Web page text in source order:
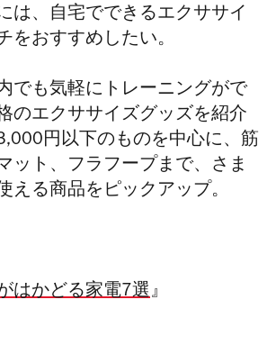
は、自宅でできるエクササイ
をおすすめしたい。
でも気軽にトレーニングがで
のエクササイズグッズを紹介
円以下のものを中心に、筋
ット、フラフープまで、さま
える商品をピックアップ。
はかどる家電7選』